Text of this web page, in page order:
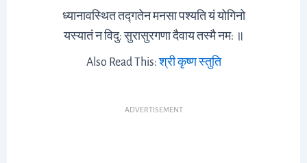
ध्यानावस्थित तद्गतेन मनसा पश्यति यं योगिनो
यस्यातं न विदु: सुरासुरगणा दैवाय तस्मै नम: ॥
Also Read This:श्री कृष्ण स्तुति
ADVERTISEMENT